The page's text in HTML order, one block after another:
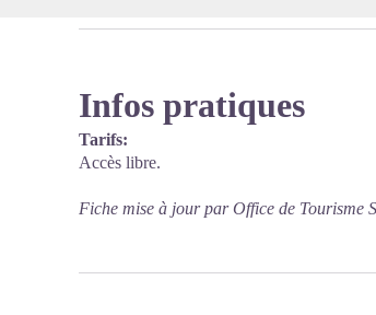
Infos pratiques
Tarifs:
Accès libre.
Fiche mise à jour par Office de Tourisme